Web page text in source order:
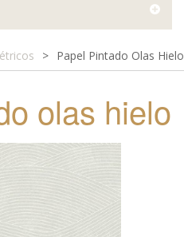
> Papel Pintado Olas Hielo
olas hielo